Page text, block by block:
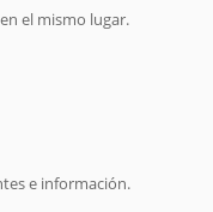
el mismo lugar.
e información.